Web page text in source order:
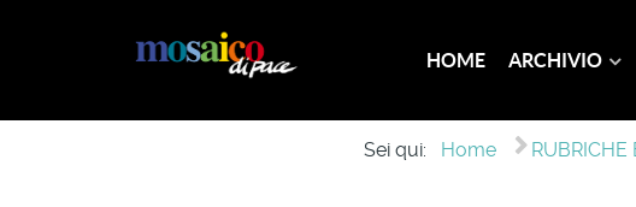
HOME ARCHIVIO
Sei qui: Home RUBRICHE